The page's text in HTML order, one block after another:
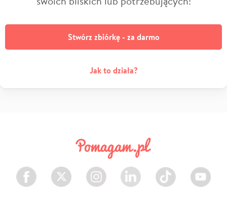
Stwórz zbiórkę - za darmo
Jak to działa?
Facebook Twitter Instagram LinkedIn TikTok Youtube